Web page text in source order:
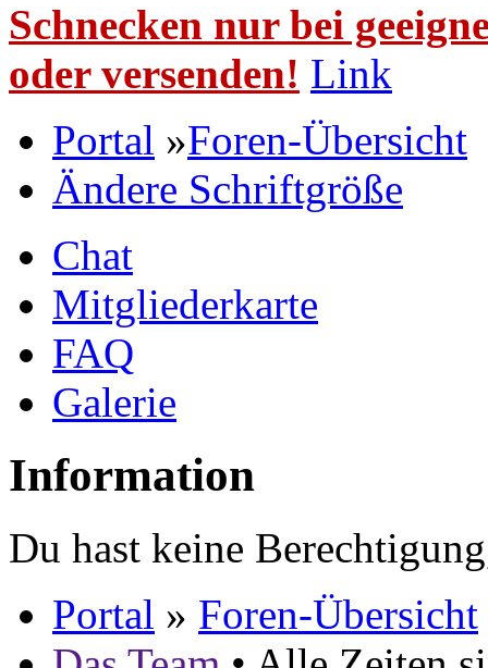
Schnecken nur bei
oder versenden! Link
Portal »Foren-Übersicht
Ändere Schriftgröße
Chat
Mitgliederkarte
FAQ
Galerie
Information
Du hast keine
Portal » Foren-Übersicht